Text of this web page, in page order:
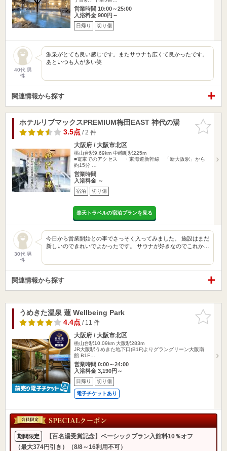
営業時間 10:00～25:00
入浴料金 900円～
日帰り 切り傷
40代 男
性
源泉がとても良い感じです。またサウナも広くて良かったです。
あといつも人が多い笑
関連情報から探す
お気に入
りに追加
ホテルリブマックスPREMIUM梅田EAST 神代の湯
3.5点/ 2 件
大阪府 / 大阪市北区
桃山台駅9.69km 中崎町駅225m
■電車でのアクセス ・東海道新幹線 「新大阪駅」から
約15分 …
営業時間
入浴料金 ～
宿泊 切り傷
楽天トラベルの宿泊プランを見る
30代 男
性
今日から営業開始との事でさっそく入ってみました。 施設はまだ
新しいのできれいでよかったです。 サウナが好きなのでこれか…
関連情報から探す
お気に入
りに追加
うめきた温泉 蓮 Wellbeing Park
4.4点/ 11 件
大阪府 / 大阪市北区
桃山台駅10.09km 大阪駅283m
JR大阪駅うめきた地下口(B1F)よりグラングリーン大阪南
館 B1F…
営業時間 0:00～24:00
入浴料金 3,190円～
日帰り 切り傷
電子チケットあり
期間限定
【百名湯受賞記念】ベーシックプラン入館料10％オフ
（最大374円引き）（8/8～16利用不可）